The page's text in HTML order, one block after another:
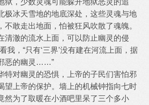
狱，少数灵魂可能躲开地狱恶灵的追
极冰天雪地的地底深处，这些灵魂与地
不敢走出地面，怕被狂风吹散了魂魄。
清澈的流水上面，可以防止幽灵的侵
我，“只有‘三界’没有建在河流上面，据
恶的幽灵……”
对幽灵的恐惧，上帝的子民们害怕邪
望上帝的保护。墙上的机械钟指向七时
然为了取暖在小酒吧里呆了三个多小